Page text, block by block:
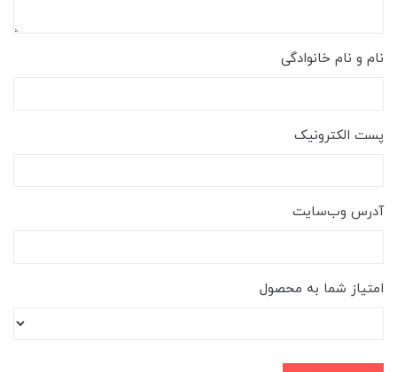
نام و نام خانوادگی
پست الکترونیک
آدرس وب‌سایت
امتیاز شما به محصول